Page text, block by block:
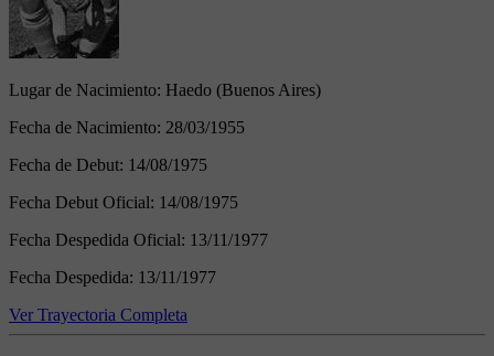
Lugar de Nacimiento: Haedo (Buenos Aires)
Fecha de Nacimiento: 28/03/1955
Fecha de Debut: 14/08/1975
Fecha Debut Oficial: 14/08/1975
Fecha Despedida Oficial: 13/11/1977
Fecha Despedida: 13/11/1977
Ver Trayectoria Completa